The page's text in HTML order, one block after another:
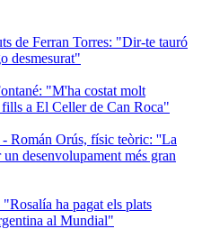
de Ferran Torres: "Dir-te tauró
desmesurat"
"M'ha costat molt
a El Celler de Can Roca"
Román Orús, físic teòric: ''La
desenvolupament més gran
ha pagat els plats
al Mundial"